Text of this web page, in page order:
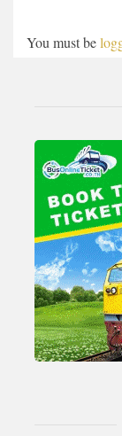
You must be